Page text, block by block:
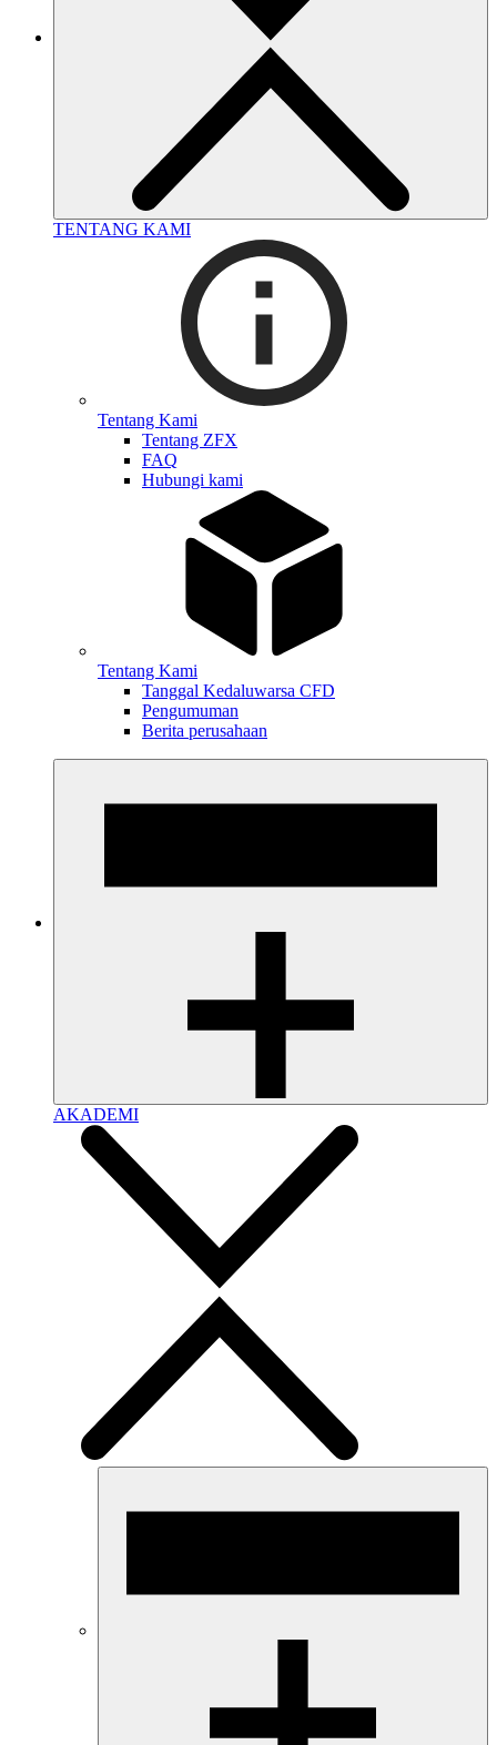
TENTANG KAMI
Tentang Kami
Tentang ZFX
FAQ
Hubungi kami
Tentang Kami
Tanggal Kedaluwarsa CFD
Pengumuman
Berita perusahaan
AKADEMI